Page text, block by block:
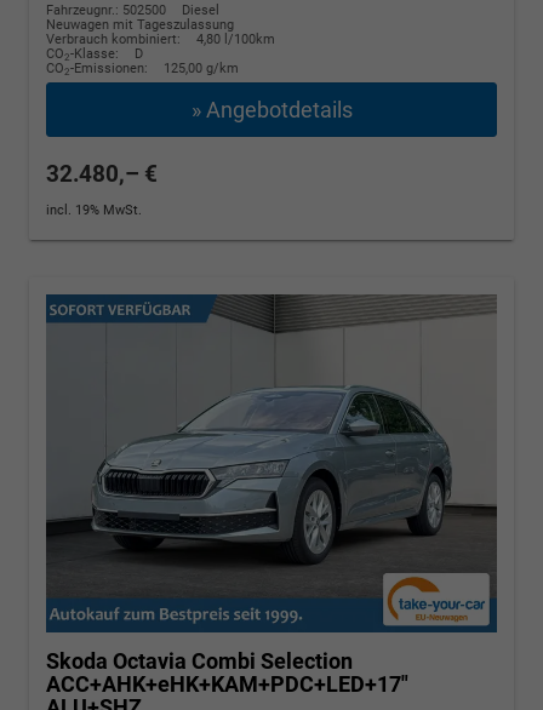
Fahrzeugnr.: 502500
Diesel
Neuwagen mit Tageszulassung
Verbrauch kombiniert:
4,80 l/100km
CO2-Klasse:
D
CO2-Emissionen: 125,00 g/km
» Angebotdetails
32.480,– €
incl. 19% MwSt.
Skoda Octavia Combi Selection
ACC+AHK+eHK+KAM+PDC+LED+17"